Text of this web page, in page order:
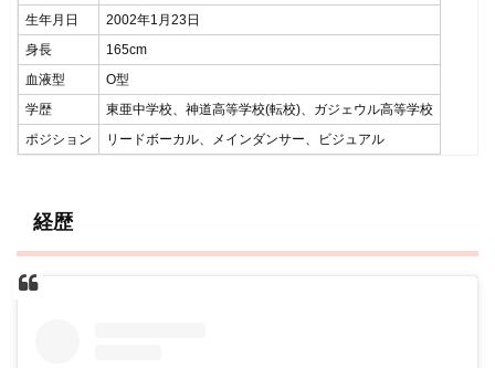
生年月日
2002年1月23日
身長
165cm
血液型
O型
学歴
東亜中学校、神道高等学校(転校)、ガジェウル高等学校
ポジション
リードボーカル、メインダンサー、ビジュアル
経歴